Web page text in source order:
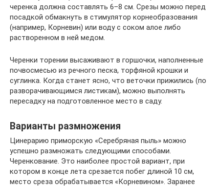
черенка должна составлять 6–8 см. Срезы можно перед
посадкой обмакнуть в стимулятор корнеобразования
(например, Корневин) или воду с соком алое либо
растворенном в ней медом.
Черенки торении высаживают в горшочки, наполненные
почвосмесью из речного песка, торфяной крошки и
суглинка. Когда станет ясно, что веточки прижились (по
разворачивающимся листикам), можно выполнять
пересадку на подготовленное место в саду.
Варианты размножения
Цинерарию приморскую «Серебряная пыль» можно
успешно размножать следующими способами.
Черенкование. Это наиболее простой вариант, при
котором в конце лета срезается побег длиной 10 см,
место среза обрабатывается «Корневином». Заранее